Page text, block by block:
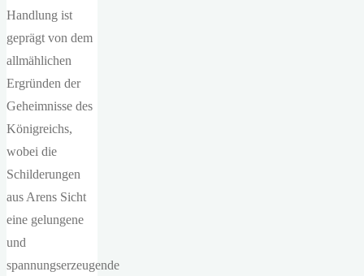
Handlung ist
geprägt von dem
allmählichen
Ergründen der
Geheimnisse des
Königreichs,
wobei die
Schilderungen
aus Arens Sicht
eine gelungene
und
spannungserzeugende